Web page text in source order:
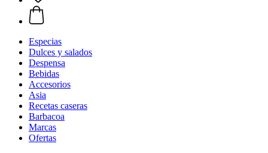
Especias
Dulces y salados
Despensa
Bebidas
Accesorios
Asia
Recetas caseras
Barbacoa
Marcas
Ofertas